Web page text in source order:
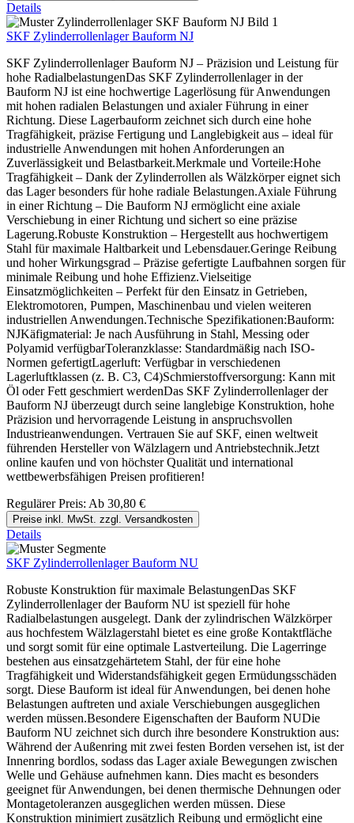
Details
SKF Zylinderrollenlager Bauform NJ
SKF Zylinderrollenlager Bauform NJ – Präzision und Leistung für
hohe RadialbelastungenDas SKF Zylinderrollenlager in der
Bauform NJ ist eine hochwertige Lagerlösung für Anwendungen
mit hohen radialen Belastungen und axialer Führung in einer
Richtung. Diese Lagerbauform zeichnet sich durch eine hohe
Tragfähigkeit, präzise Fertigung und Langlebigkeit aus – ideal für
industrielle Anwendungen mit hohen Anforderungen an
Zuverlässigkeit und Belastbarkeit.Merkmale und Vorteile:Hohe
Tragfähigkeit – Dank der Zylinderrollen als Wälzkörper eignet sich
das Lager besonders für hohe radiale Belastungen.Axiale Führung
in einer Richtung – Die Bauform NJ ermöglicht eine axiale
Verschiebung in einer Richtung und sichert so eine präzise
Lagerung.Robuste Konstruktion – Hergestellt aus hochwertigem
Stahl für maximale Haltbarkeit und Lebensdauer.Geringe Reibung
und hoher Wirkungsgrad – Präzise gefertigte Laufbahnen sorgen für
minimale Reibung und hohe Effizienz.Vielseitige
Einsatzmöglichkeiten – Perfekt für den Einsatz in Getrieben,
Elektromotoren, Pumpen, Maschinenbau und vielen weiteren
industriellen Anwendungen.Technische Spezifikationen:Bauform:
NJKäfigmaterial: Je nach Ausführung in Stahl, Messing oder
Polyamid verfügbarToleranzklasse: Standardmäßig nach ISO-
Normen gefertigtLagerluft: Verfügbar in verschiedenen
Lagerluftklassen (z. B. C3, C4)Schmierstoffversorgung: Kann mit
Öl oder Fett geschmiert werdenDas SKF Zylinderrollenlager der
Bauform NJ überzeugt durch seine langlebige Konstruktion, hohe
Präzision und hervorragende Leistung in anspruchsvollen
Industrieanwendungen. Vertrauen Sie auf SKF, einen weltweit
führenden Hersteller von Wälzlagern und Antriebstechnik.Jetzt
online kaufen und von höchster Qualität und international
wettbewerbsfähigen Preisen profitieren!
Regulärer Preis: Ab 30,80 €
Preise inkl. MwSt. zzgl. Versandkosten
Details
SKF Zylinderrollenlager Bauform NU
Robuste Konstruktion für maximale BelastungenDas SKF
Zylinderrollenlager der Bauform NU ist speziell für hohe
Radialbelastungen ausgelegt. Dank der zylindrischen Wälzkörper
aus hochfestem Wälzlagerstahl bietet es eine große Kontaktfläche
und sorgt somit für eine optimale Lastverteilung. Die Lagerringe
bestehen aus einsatzgehärtetem Stahl, der für eine hohe
Tragfähigkeit und Widerstandsfähigkeit gegen Ermüdungsschäden
sorgt. Diese Bauform ist ideal für Anwendungen, bei denen hohe
Belastungen auftreten und axiale Verschiebungen ausgeglichen
werden müssen.Besondere Eigenschaften der Bauform NUDie
Bauform NU zeichnet sich durch ihre besondere Konstruktion aus:
Während der Außenring mit zwei festen Borden versehen ist, ist der
Innenring bordlos, sodass das Lager axiale Bewegungen zwischen
Welle und Gehäuse aufnehmen kann. Dies macht es besonders
geeignet für Anwendungen, bei denen thermische Dehnungen oder
Montagetoleranzen ausgeglichen werden müssen. Diese
Konstruktion minimiert zusätzlich Reibung und ermöglicht eine